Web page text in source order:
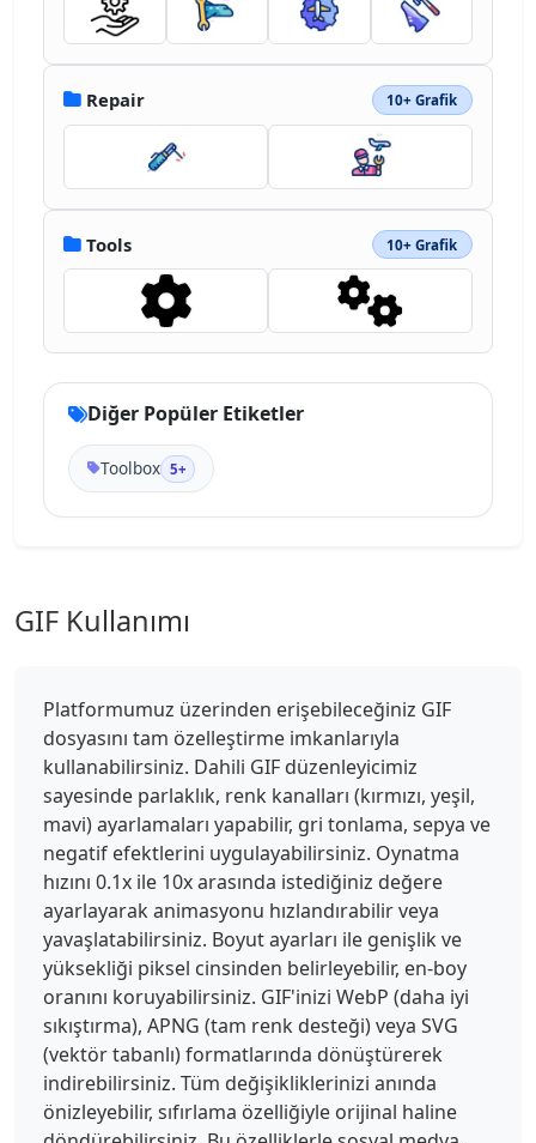
Repair 10+ Grafik
Tools 10+ Grafik
Diğer Popüler Etiketler
Toolbox 5+
GIF Kullanımı
Platformumuz üzerinden erişebileceğiniz GIF
dosyasını tam özelleştirme imkanlarıyla
kullanabilirsiniz. Dahili GIF düzenleyicimiz
sayesinde parlaklık, renk kanalları (kırmızı, yeşil,
mavi) ayarlamaları yapabilir, gri tonlama, sepya ve
negatif efektlerini uygulayabilirsiniz. Oynatma
hızını 0.1x ile 10x arasında istediğiniz değere
ayarlayarak animasyonu hızlandırabilir veya
yavaşlatabilirsiniz. Boyut ayarları ile genişlik ve
yüksekliği piksel cinsinden belirleyebilir, en-boy
oranını koruyabilirsiniz. GIF'inizi WebP (daha iyi
sıkıştırma), APNG (tam renk desteği) veya SVG
(vektör tabanlı) formatlarında dönüştürerek
indirebilirsiniz. Tüm değişikliklerinizi anında
önizleyebilir, sıfırlama özelliğiyle orijinal haline